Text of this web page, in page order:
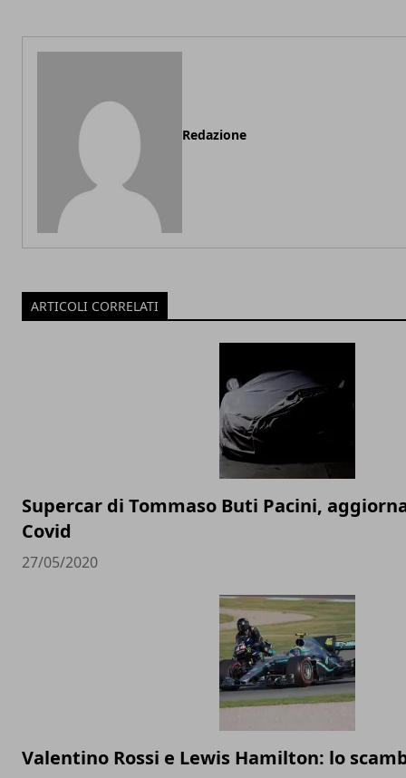
Redazione
ARTICOLI CORRELATI
Supercar di Tommaso Buti Pacini,
Covid
27/05/2020
Valentino Rossi e Lewis Hamilton: lo